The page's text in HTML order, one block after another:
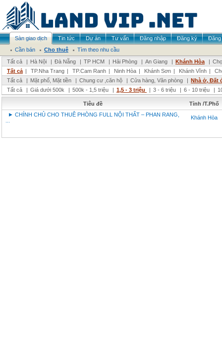
Sàn giao dịch Tin tức Dự án Tư vấn Đăng nhập Đăng ký
Đăng
Cần bán
Cho thuê
Tìm theo nhu cầu
Tất cả
| Hà Nội | Đà Nẵng | TP HCM | Hải Phòng | An Giang | Khánh Hòa |
Tất cả | TP.Nha Trang | TP.Cam Ranh | Ninh Hòa | Khánh Sơn | Khánh Vĩnh |
Tất cả
| Mặt phố, Mặt tiền | Chung cư ,căn hộ | Cửa hàng, Văn phòng | Nhà ở, Đất
Tất cả
| Giá dưới 500k | 500k - 1,5 triệu | 1,5 - 3 triệu | 3 - 6 triệu | 6 - 10 triệu |
Tiêu đề
Tỉnh /T.Phố
► CHÍNH CHỦ CHO THUÊ PHÒNG FULL NỘI THẤT – PHAN RANG,
Khánh Hòa